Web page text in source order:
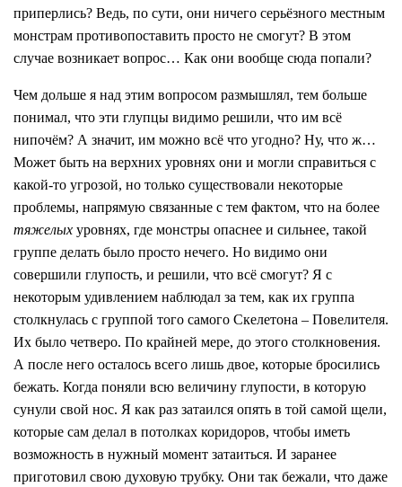
приперлись? Ведь, по сути, они ничего серьёзного местным
монстрам противопоставить просто не смогут? В этом
случае возникает вопрос… Как они вообще сюда попали?
Чем дольше я над этим вопросом размышлял, тем больше
понимал, что эти глупцы видимо решили, что им всё
нипочём? А значит, им можно всё что угодно? Ну, что ж…
Может быть на верхних уровнях они и могли справиться с
какой-то угрозой, но только существовали некоторые
тяжелых уровнях, где монстры опаснее и сильнее, такой
группе делать было просто нечего. Но видимо они
совершили глупость, и решили, что всё смогут? Я с
некоторым удивлением наблюдал за тем, как их группа
столкнулась с группой того самого Скелетона – Повелителя.
Их было четверо. По крайней мере, до этого столкновения.
А после него осталось всего лишь двое, которые бросились
бежать. Когда поняли всю величину глупости, в которую
сунули свой нос. Я как раз затаился опять в той самой щели,
которые сам делал в потолках коридоров, чтобы иметь
возможность в нужный момент затаиться. И заранее
приготовил свою духовую трубку. Они так бежали, что даже